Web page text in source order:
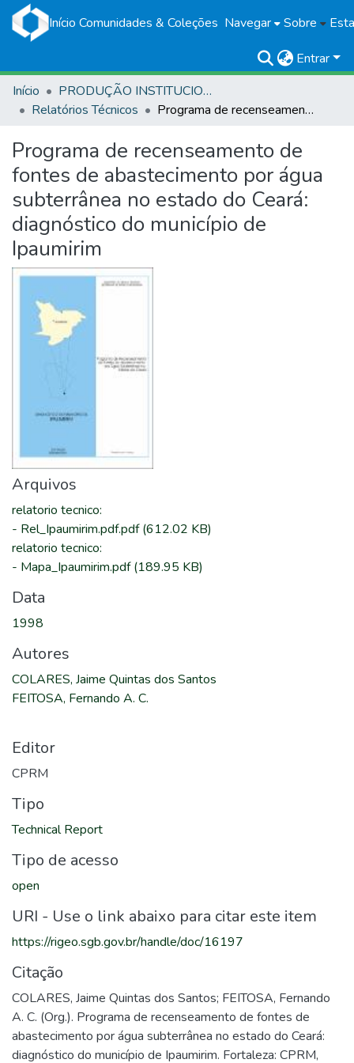
Início Comunidades & Coleções Navegar Sobre
Entrar
Início
PRODUÇÃO INSTITUCIONAL
Relatórios Técnicos
Programa de recenseamento de fontes de abastecimento por água subterrânea no estado do Ceará: diagnóstico do município de Ipaumirim
Programa de recenseamento de
fontes de abastecimento por água
subterrânea no estado do Ceará:
diagnóstico do município de
Ipaumirim
Arquivos
relatorio tecnico:
- Rel_Ipaumirim.pdf.pdf(612.02 KB)
relatorio tecnico:
- Mapa_Ipaumirim.pdf(189.95 KB)
Data
1998
Autores
COLARES, Jaime Quintas dos Santos
FEITOSA, Fernando A. C.
Editor
CPRM
Tipo
Technical Report
Tipo de acesso
open
URI - Use o link abaixo para citar este item
https://rigeo.sgb.gov.br/handle/doc/16197
Citação
COLARES, Jaime Quintas dos Santos; FEITOSA, Fernando
A. C. (Org.). Programa de recenseamento de fontes de
abastecimento por água subterrânea no estado do Ceará:
diagnóstico do município de Ipaumirim. Fortaleza: CPRM,